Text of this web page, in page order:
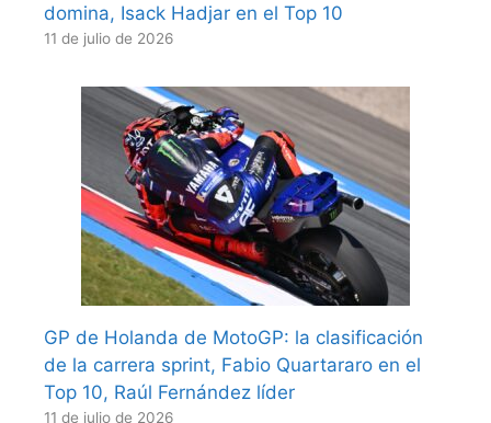
domina, Isack Hadjar en el Top 10
11 de julio de 2026
GP de Holanda de MotoGP: la clasificación
de la carrera sprint, Fabio Quartararo en el
Top 10, Raúl Fernández líder
11 de julio de 2026